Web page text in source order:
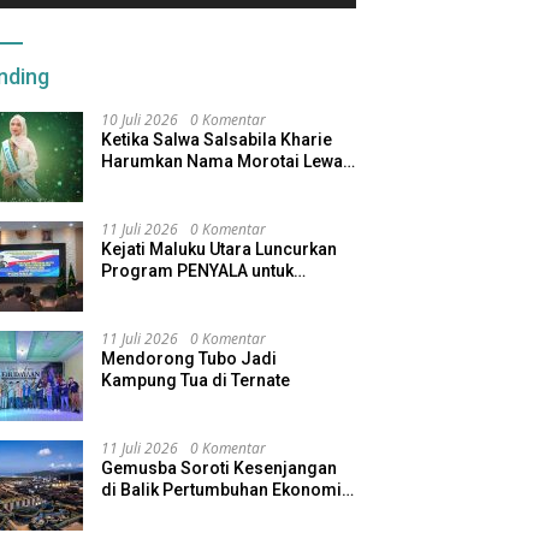
10 Juli 2026 0 Komentar
Ketika Salwa Salsabila Kharie
Harumkan Nama Morotai Lewat
11 Juli 2026 0 Komentar
Kejati Maluku Utara Luncurkan
Program PENYALA untuk
11 Juli 2026 0 Komentar
Mendorong Tubo Jadi
Kampung Tua di Ternate
11 Juli 2026 0 Komentar
Gemusba Soroti Kesenjangan
di Balik Pertumbuhan Ekonomi